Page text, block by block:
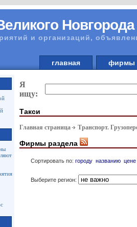
Новгорода
и организаций,
главная
Я
ищу:
Такси
Главная страница Транспорт.
Фирмы раздела
Сортировать по: городу названию цене
Выберите регион: